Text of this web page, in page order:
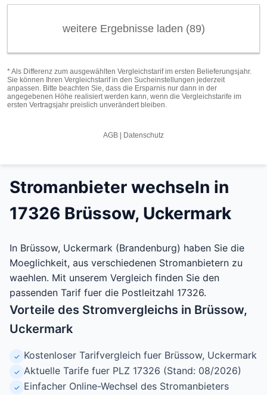
Stromanbieter wechseln in
17326 Brüssow, Uckermark
In Brüssow, Uckermark (Brandenburg) haben Sie die
Moeglichkeit, aus verschiedenen Stromanbietern zu
waehlen. Mit unserem Vergleich finden Sie den
passenden Tarif fuer die Postleitzahl 17326.
Vorteile des Stromvergleichs in Brüssow,
Uckermark
✓ Kostenloser Tarifvergleich fuer Brüssow, Uckermark
✓ Aktuelle Tarife fuer PLZ 17326 (Stand: 08/2026)
✓ Einfacher Online-Wechsel des Stromanbieters